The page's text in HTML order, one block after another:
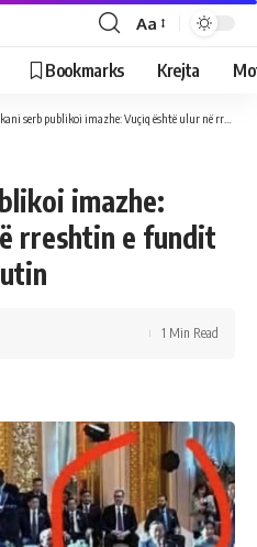
Aa
Bookmarks Krejta
publikoi imazhe: Vuçiq është ulur në rreshtin e fundit pas shefit të tij, Putin
imazhe:
rreshtin e fundit
1 Min Read